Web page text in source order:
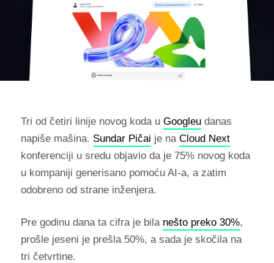
Tri od četiri linije novog koda u Googleudanas
napiše mašina. Sundar Pičai je na Cloud Next
konferenciji u sredu objavio da je 75% novog koda
u kompaniji generisano pomoću AI-a, a zatim
odobreno od strane inženjera.
Pre godinu dana ta cifra je bila nešto preko 30%,
prošle jeseni je prešla 50%, a sada je skočila na
tri četvrtine.